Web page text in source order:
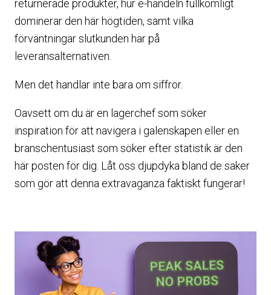
returnerade produkter, hur e-handeln fullkomligt
dominerar den här högtiden, samt vilka
förväntningar slutkunden har på
leveransalternativen.
Men det handlar inte bara om siffror.
Oavsett om du är en lagerchef som söker
inspiration för att navigera i galenskapen eller en
branschentusiast som söker efter statistik är den
här posten för dig. Låt oss djupdyka bland de saker
som gör att denna extravaganza faktiskt fungerar!